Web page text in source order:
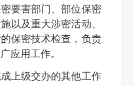
要害部门、部位保密
以及重大涉密活动、
保密技术检查，负责
应用工作。
成上级交办的其他工作